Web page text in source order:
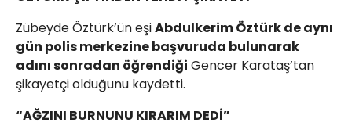
Zübeyde Öztürk’ün eşiAbdulkerim Öztürk de aynı
gün polis merkezine başvuruda bulunarak
adını sonradan öğrendiği Gencer Karataş’tan
şikayetçi olduğunu kaydetti.
“AĞZINI BURNUNU KIRARIM DEDİ”